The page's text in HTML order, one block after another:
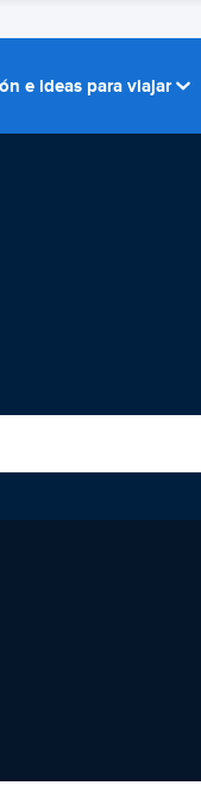
e ideas para viajar